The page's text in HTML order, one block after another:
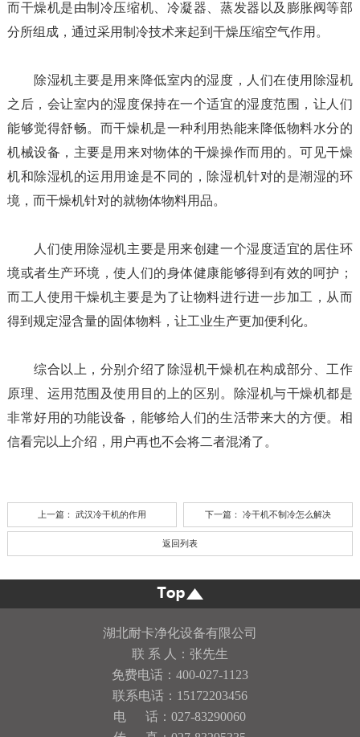
而干燥机是由制冷压缩机、冷凝器、蒸发器以及膨胀阀等部
分所组成，通过采用制冷技术来起到干燥压缩空气作用。
除湿机主要是用来降低室内的湿度，人们在使用除湿机
之后，会让室内的湿度保持在一个适宜的湿度范围，让人们
能够觉得舒畅。而干燥机是一种利用热能来降低物料水分的
机械设备，主要是用来对物体的干燥操作而用的。可见干燥
机和除湿机的运用用途是不同的，除湿机针对的是潮湿的环
境，而干燥机针对的就物体物料用品。
人们使用除湿机主要是用来创建一个湿度适宜的居住环
境或者生产环境，使人们的身体健康能够得到有效的呵护；
而工人使用干燥机主要是为了让物料进行进一步加工，从而
得到规定湿含量的固体物料，让工业生产更加便利化。
综合以上，分别介绍了除湿机干燥机在构成部分、工作
原理、运用范围及使用目的上的区别。除湿机与干燥机都是
非常好用的功能设备，能够给人们的生活带来大的方便。相
信看完以上介绍，用户再也不会将二者混淆了。
上一篇： 武汉冷干机的作用 下一篇：冷干机不制冷怎么解决
返回列表
湖北耐卡净化设备有限公司
联 系 人：张先生
免费电话：400-027-1123
联系电话：15172203456
电 话：027-83290060